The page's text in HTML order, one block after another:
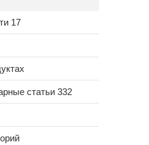
17
статьи 332